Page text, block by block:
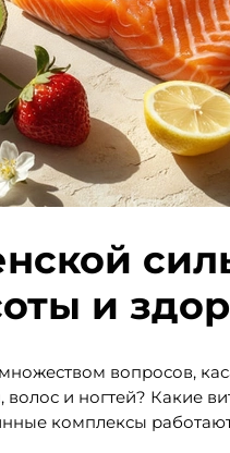
и
вопросов,
волос и ногтей?
комплексы